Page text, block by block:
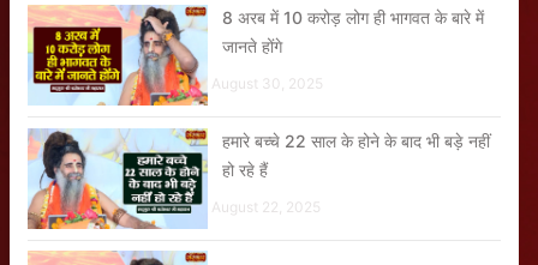
8 अरब में 10 करोड़ लोग ही भागवत के बारे में
जानते होंगे
August 30, 2025
हमारे बच्चे 22 साल के होने के बाद भी बड़े नहीं
हो रहे हैं
August 22, 2025